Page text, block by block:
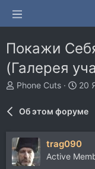
Покажи
(Галерея
А
т
р
т
е
м
Phone Cuts
Д
н
а
ч
20
Об этом форуме
trag090
Active